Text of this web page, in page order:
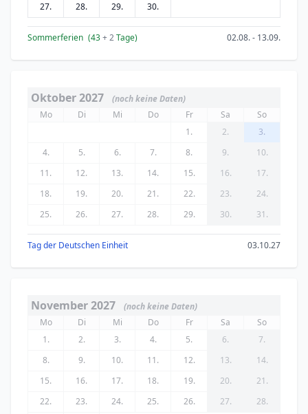
27.
28. 29. 30.
Sommerferien (43+ 2Tage) 02.08. - 13.09.
Oktober 2027
(noch keine Daten)
Mo
Di Mi Do Fr Sa
So
1.
2.
3.
4.
5. 6. 7. 8. 9.
10.
11.
12. 13. 14. 15. 16.
17.
18.
19. 20. 21. 22. 23.
24.
25.
26. 27. 28. 29. 30. 31.
Tag der Deutschen Einheit 03.10.27
November 2027
(noch keine Daten)
Mo
Di Mi Do Fr Sa
So
1.
2. 3. 4. 5. 6.
7.
8.
9. 10. 11. 12. 13.
14.
15.
16. 17. 18. 19. 20.
21.
22.
23. 24. 25. 26. 27.
28.